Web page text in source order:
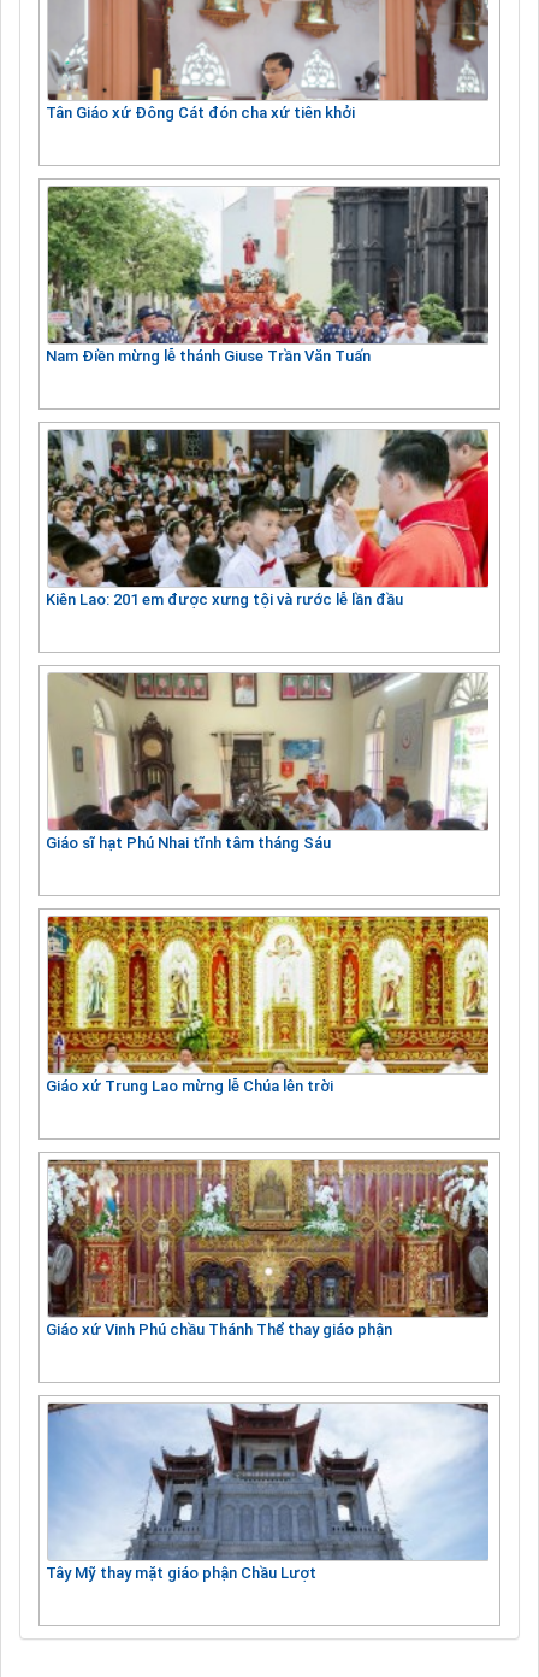
Tân Giáo xứ Đông Cát đón cha xứ tiên khởi
Nam Điền mừng lễ thánh Giuse Trần Văn Tuấn
Kiên Lao: 201 em được xưng tội và rước lễ lần đầu
Giáo sĩ hạt Phú Nhai tĩnh tâm tháng Sáu
Giáo xứ Trung Lao mừng lễ Chúa lên trời
Giáo xứ Vinh Phú chầu Thánh Thể thay giáo phận
Tây Mỹ thay mặt giáo phận Chầu Lượt